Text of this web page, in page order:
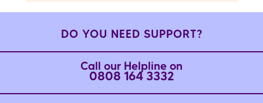
DO YOU NEED SUPPORT?
Call our Helpline on
0808 164 3332